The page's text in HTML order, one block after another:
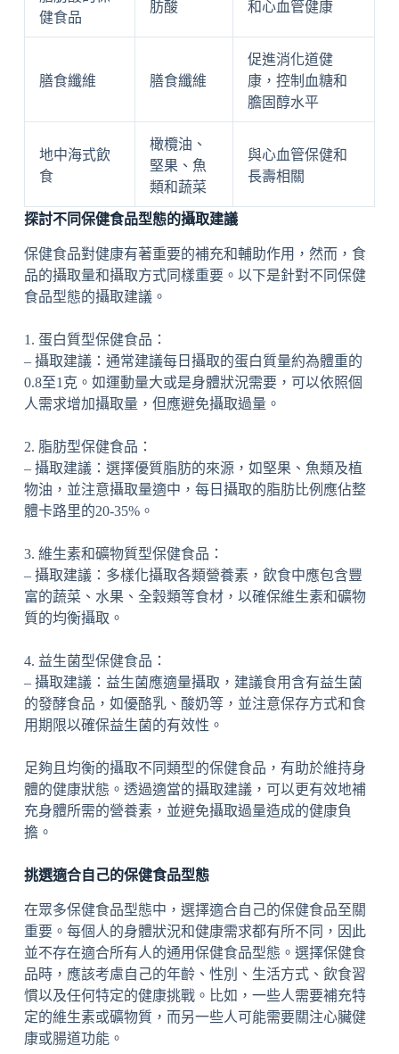
健食品
肪酸
和心血管健康
膳食纖維 膳食纖維
促進消化道健
康，控制血糖和
膽固醇水平
地中海式飲
食
橄欖油、
堅果、魚
類和蔬菜
與心血管保健和
長壽相關
探討不同保健食品型態的攝取建議
保健食品對健康有著重要的補充和輔助作用，然而，食
品的攝取量和攝取方式同樣重要。以下是針對不同保健
食品型態的攝取建議。
1. 蛋白質型保健食品：
– 攝取建議：通常建議每日攝取的蛋白質量約為體重的
0.8至1克。如運動量大或是身體狀況需要，可以依照個
人需求增加攝取量，但應避免攝取過量。
2. 脂肪型保健食品：
– 攝取建議：選擇優質脂肪的來源，如堅果、魚類及植
物油，並注意攝取量適中，每日攝取的脂肪比例應佔整
體卡路里的20-35%。
3. 維生素和礦物質型保健食品：
– 攝取建議：多樣化攝取各類營養素，飲食中應包含豐
富的蔬菜、水果、全穀類等食材，以確保維生素和礦物
質的均衡攝取。
4. 益生菌型保健食品：
– 攝取建議：益生菌應適量攝取，建議食用含有益生菌
的發酵食品，如優酪乳、酸奶等，並注意保存方式和食
用期限以確保益生菌的有效性。
足夠且均衡的攝取不同類型的保健食品，有助於維持身
體的健康狀態。透過適當的攝取建議，可以更有效地補
充身體所需的營養素，並避免攝取過量造成的健康負
擔。
挑選適合自己的保健食品型態
在眾多保健食品型態中，選擇適合自己的保健食品至關
重要。每個人的身體狀況和健康需求都有所不同，因此
並不存在適合所有人的通用保健食品型態。選擇保健食
品時，應該考慮自己的年齡、性別、生活方式、飲食習
慣以及任何特定的健康挑戰。比如，一些人需要補充特
定的維生素或礦物質，而另一些人可能需要關注心臟健
康或腸道功能。